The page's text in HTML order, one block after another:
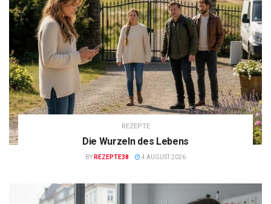
REZEPTE
Die Wurzeln des Lebens
BY REZEPTE38 4 AUGUST 2026